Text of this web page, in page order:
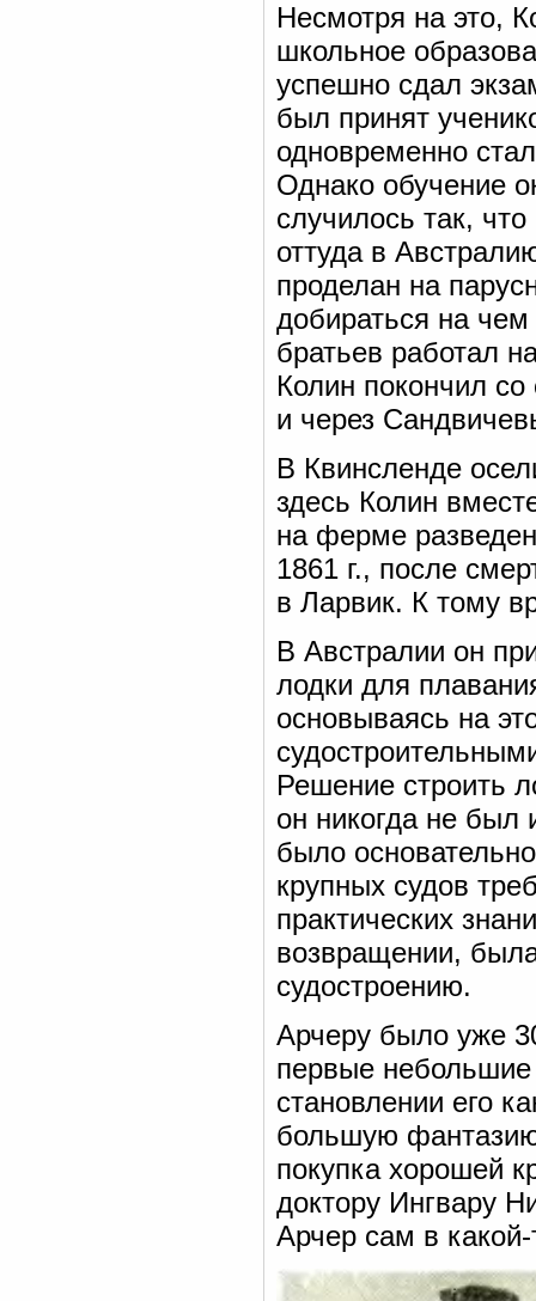
Несмотря на это,
школьное
успешно сдал
был принят
одновременно
Однако обучение
случилось так,
оттуда в
проделан на
добираться на
братьев работал
Колин покончил
и через
В Квинсленде
здесь Колин
на ферме
1861 г., после
в Ларвик. К тому
В Австралии он
лодки для
основываясь на
Решение строить
он никогда не
было
крупных судов
практических
возвращении,
судостроению.
Арчеру было уже
первые
становлении его
большую
покупка хорошей
доктору Ингвару
Арчер сам в